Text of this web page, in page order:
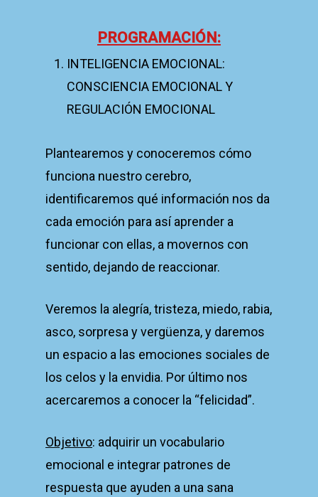
PROGRAMACIÓN:
INTELIGENCIA EMOCIONAL:
CONSCIENCIA EMOCIONAL Y
REGULACIÓN EMOCIONAL
Plantearemos y conoceremos cómo
funciona nuestro cerebro,
identificaremos qué información nos da
cada emoción para así aprender a
funcionar con ellas, a movernos con
sentido, dejando de reaccionar.
Veremos la alegría, tristeza, miedo, rabia,
asco, sorpresa y vergüenza, y daremos
un espacio a las emociones sociales de
los celos y la envidia. Por último nos
acercaremos a conocer la “felicidad”.
Objetivo: adquirir un vocabulario
emocional e integrar patrones de
respuesta que ayuden a una sana